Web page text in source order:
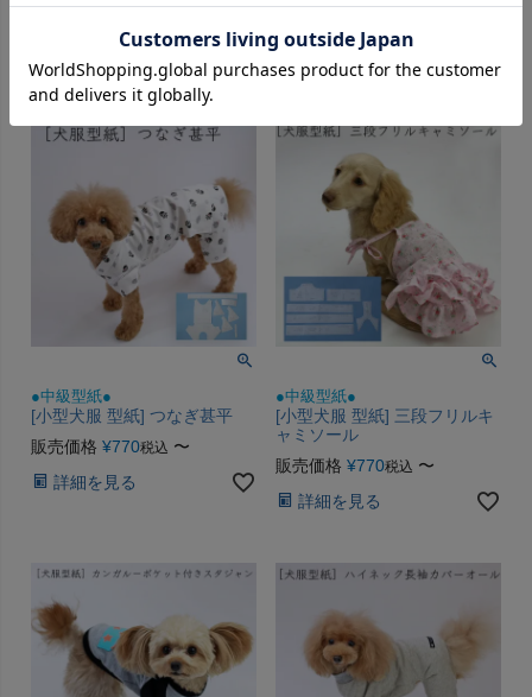
詳細を見る
●中級型紙●
[小型犬服 型紙] つなぎ甚平
販売価格 ¥770税込 〜
詳細を見る
●中級型紙●
[小型犬服 型紙] 三段フリルキ
ャミソール
販売価格 ¥770税込 〜
詳細を見る